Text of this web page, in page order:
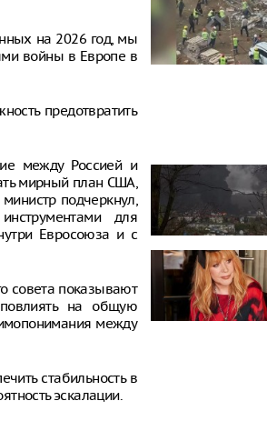
на 2026 год, мы
войны в Европе в
предотвратить
между Россией и
мирный план США,
подчеркнул,
для
Евросоюза и с
совета показывают
на общую
между
стабильность в
эскалации.